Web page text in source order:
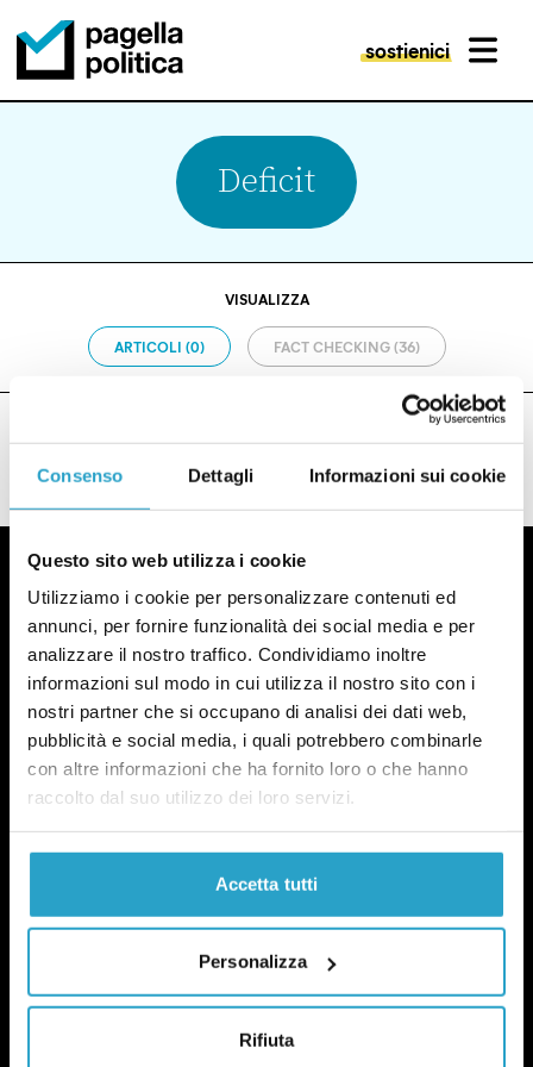
Consenso Dettagli Informazioni sui cookie
Questo sito web utilizza i cookie
Utilizziamo i cookie per personalizzare contenuti ed
annunci, per fornire funzionalità dei social media e per
analizzare il nostro traffico. Condividiamo inoltre
informazioni sul modo in cui utilizza il nostro sito con i
nostri partner che si occupano di analisi dei dati web,
pubblicità e social media, i quali potrebbero combinarle
con altre informazioni che ha fornito loro o che hanno
raccolto dal suo utilizzo dei loro servizi.
Accetta tutti
Personalizza
Rifiuta
Pagella Politica Logo
sostienici MENU
Deficit
VISUALIZZA
ARTICOLI (0) FACT CHECKING (36)
Fact-checking e informazione
politica dal 2012.
manifesto
redazione
progetti